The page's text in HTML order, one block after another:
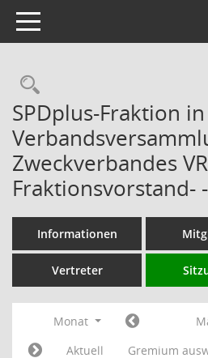
Toggle navigation
Rechercheauswahl
SPDplus-Fraktion
Zweckverbandes
Fraktionsvorstand-
Informationen
Vertreter
Monat
Aktuell
Gremium